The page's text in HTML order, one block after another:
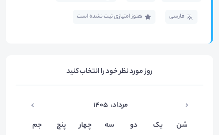
فارسی هنوز امتیازی ثبت نشده است
روز مورد نظر خود را انتخاب کنید
مرداد، ۱۴۰۵
شن
یک دو سه چهار پنج
جم